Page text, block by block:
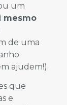
um
mesmo
de uma
ajudem!).
que
e